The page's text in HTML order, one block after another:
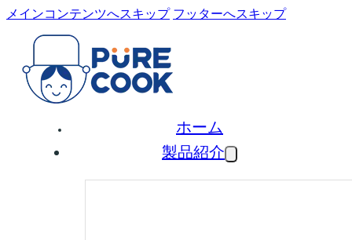
メインコンテンツへスキップ フッターへスキップ
ホーム
製品紹介